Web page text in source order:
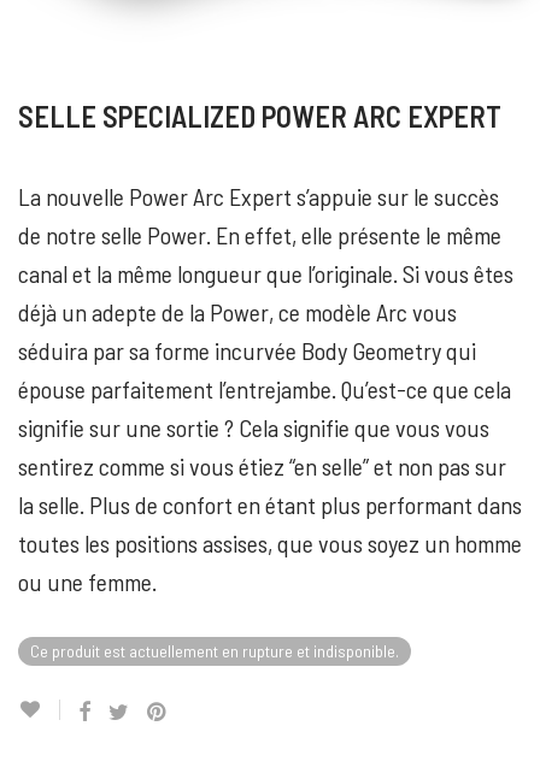
SELLE SPECIALIZED POWER ARC EXPERT
La nouvelle Power Arc Expert s’appuie sur le succès
de notre selle Power. En effet, elle présente le même
canal et la même longueur que l’originale. Si vous êtes
déjà un adepte de la Power, ce modèle Arc vous
séduira par sa forme incurvée Body Geometry qui
épouse parfaitement l’entrejambe. Qu’est-ce que cela
signifie sur une sortie ? Cela signifie que vous vous
sentirez comme si vous étiez “en selle” et non pas sur
la selle. Plus de confort en étant plus performant dans
toutes les positions assises, que vous soyez un homme
ou une femme.
Ce produit est actuellement en rupture et indisponible.